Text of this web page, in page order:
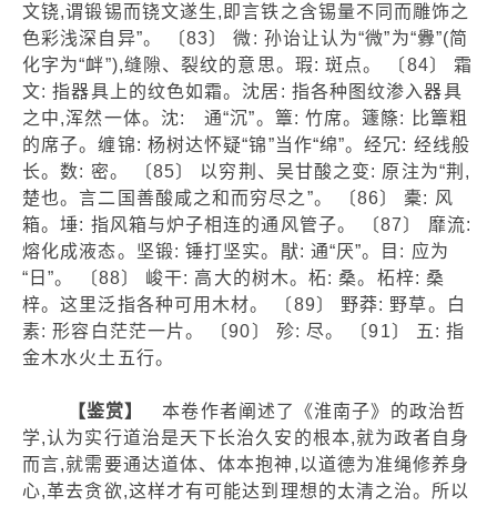
文铙,谓锻锡而铙文遂生,即言铁之含锡量不同而雕饰之
色彩浅深自异”。 〔83〕 微: 孙诒让认为“微”为“釁”(简
化字为“衅”),缝隙、裂纹的意思。瑕: 斑点。 〔84〕 霜
文: 指器具上的纹色如霜。沈居: 指各种图纹渗入器具
之中,浑然一体。沈: 通“沉”。簟: 竹席。籧篨: 比簟粗
的席子。缠锦: 杨树达怀疑“锦”当作“绵”。经冗: 经线般
长。数: 密。 〔85〕 以穷荆、吴甘酸之变: 原注为“荆,
楚也。言二国善酸咸之和而穷尽之”。 〔86〕 橐: 风
箱。埵: 指风箱与炉子相连的通风管子。 〔87〕 靡流:
熔化成液态。坚锻: 锤打坚实。猒: 通“厌”。目: 应为
“日”。 〔88〕 峻干: 高大的树木。柘: 桑。柘梓: 桑
梓。这里泛指各种可用木材。 〔89〕 野莽: 野草。白
素: 形容白茫茫一片。 〔90〕 殄: 尽。 〔91〕 五: 指
金木水火土五行。
【鉴赏】
本卷作者阐述了《淮南子》的政治哲
学,认为实行道治是天下长治久安的根本,就为政者自身
而言,就需要通达道体、体本抱神,以道德为准绳修养身
心,革去贪欲,这样才有可能达到理想的太清之治。所以